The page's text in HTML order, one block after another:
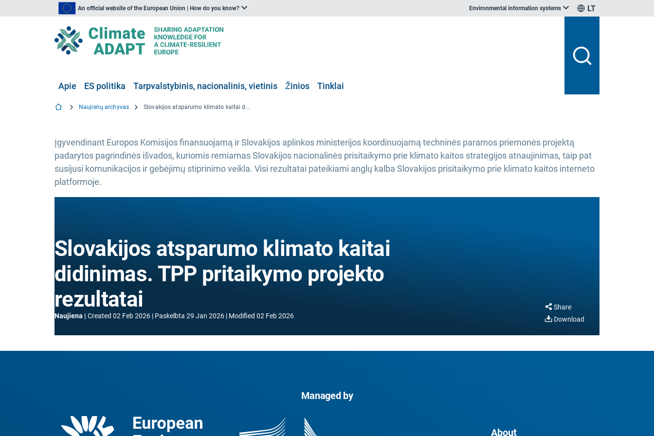
An official website of the European Union | How do you know? Environmental information systems LT
Apie ES politika Tarpvalstybinis, nacionalinis, vietinis Žinios Tinklai
Naujienų archyvas Slovakijos atsparumo klimato kaitai didinimas. TPP pritaikymo projekto rezultatai
Įgyvendinant Europos Komisijos finansuojamą ir Slovakijos aplinkos ministerijos koordinuojamą techninės paramos priemonės projektą
padarytos pagrindinės išvados, kuriomis remiamas Slovakijos nacionalinės prisitaikymo prie klimato kaitos strategijos atnaujinimas, taip pat
susijusi komunikacijos ir gebėjimų stiprinimo veikla. Visi rezultatai pateikiami anglų kalba Slovakijos prisitaikymo prie klimato kaitos interneto
platformoje.
Slovakijos atsparumo klimato kaitai
didinimas. TPP pritaikymo projekto
rezultatai
Naujiena Created 02 Feb 2026 Paskelbta 29 Jan 2026 Modified 02 Feb 2026
Share
Download
Managed by
About